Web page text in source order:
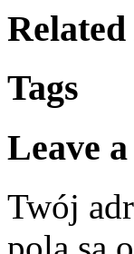
Related
Tags
Leave
Twój